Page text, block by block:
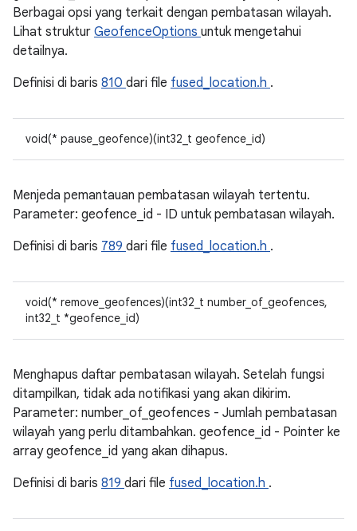
Berbagai opsi yang terkait dengan pembatasan wilayah.
Lihat struktur GeofenceOptions untuk mengetahui
detailnya.
Definisi di baris 810 dari file fused_location.h .
void(* pause_geofence)(int32_t geofence_id)
Menjeda pemantauan pembatasan wilayah tertentu.
Parameter: geofence_id - ID untuk pembatasan wilayah.
Definisi di baris 789 dari file fused_location.h .
void(* remove_geofences)(int32_t number_of_geofences,
int32_t *geofence_id)
Menghapus daftar pembatasan wilayah. Setelah fungsi
ditampilkan, tidak ada notifikasi yang akan dikirim.
Parameter: number_of_geofences - Jumlah pembatasan
wilayah yang perlu ditambahkan. geofence_id - Pointer ke
array geofence_id yang akan dihapus.
Definisi di baris 819 dari file fused_location.h .